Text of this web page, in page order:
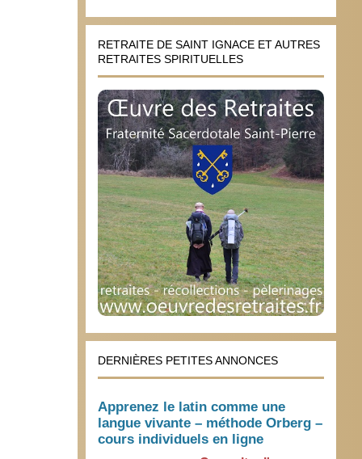
RETRAITE DE SAINT IGNACE ET AUTRES
RETRAITES SPIRITUELLES
DERNIÈRES PETITES ANNONCES
Apprenez le latin comme une
langue vivante – méthode Orberg –
cours individuels en ligne